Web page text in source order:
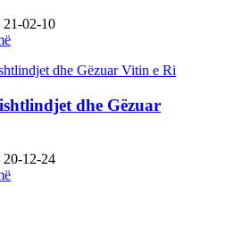
21-02-10
dhe Gëzuar
20-12-24